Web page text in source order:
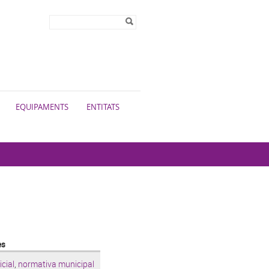
Formulari de
EQUIPAMENTS ENTITATS
, normativa municipal